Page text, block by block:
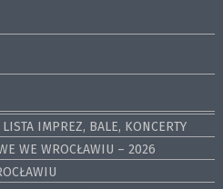
IMPREZ, BALE, KONCERTY
WE WROCŁAWIU – 2026